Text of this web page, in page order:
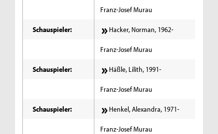
Franz-Josef Murau
Schauspieler: Hacker, Norman, 1962-
Franz-Josef Murau
Schauspieler: Häßle, Lilith, 1991-
Franz-Josef Murau
Schauspieler: Henkel, Alexandra, 1971-
Franz-Josef Murau